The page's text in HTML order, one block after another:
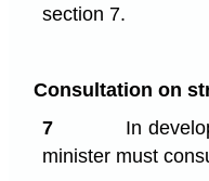
section 7.
Consultation on
7
In
minister must